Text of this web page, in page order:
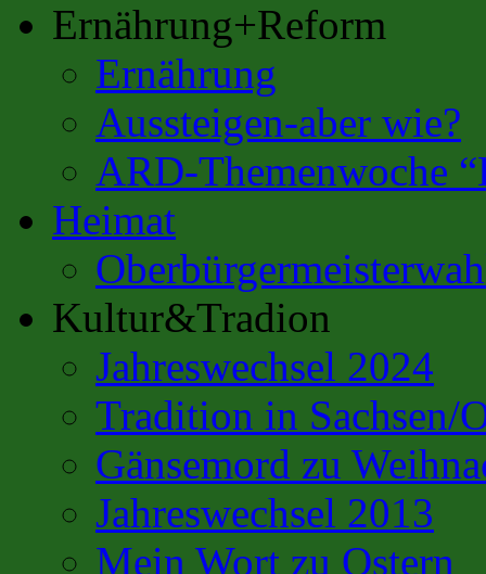
Ernährung+Reform
Ernährung
Aussteigen-aber wie?
ARD-Themenwoche
Heimat
Kultur&Tradion
Jahreswechsel 2024
Tradition in Sachsen/
Gänsemord zu
Jahreswechsel 2013
Mein Wort zu Ostern